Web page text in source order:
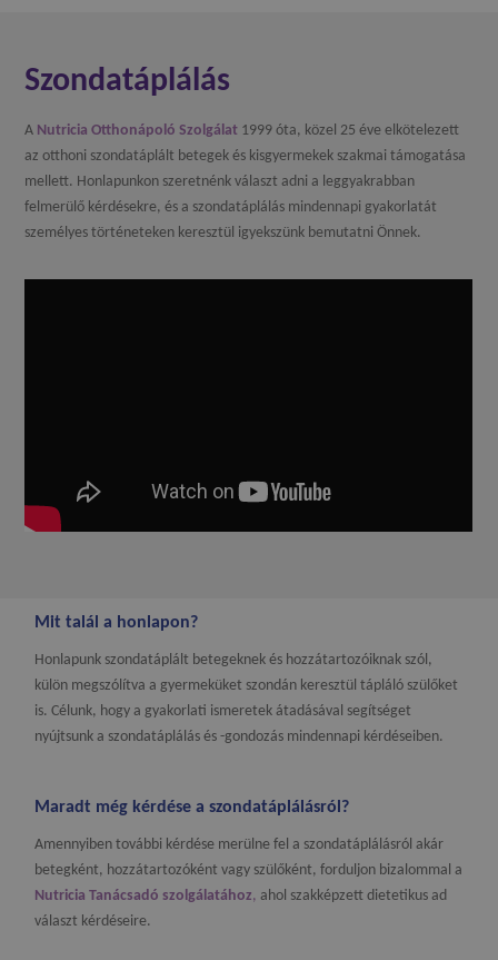
Szondatáplálás
A Nutricia Otthonápoló Szolgálat 1999 óta, közel 25 éve elkötelezett
az otthoni szondatáplált betegek és kisgyermekek szakmai támogatása
mellett. Honlapunkon szeretnénk választ adni a leggyakrabban
felmerülő kérdésekre, és a szondatáplálás mindennapi gyakorlatát
személyes történeteken keresztül igyekszünk bemutatni Önnek.
Mit talál a honlapon?
Honlapunk szondatáplált betegeknek és hozzátartozóiknak szól,
külön megszólítva a gyermeküket szondán keresztül tápláló szülőket
is. Célunk, hogy a gyakorlati ismeretek átadásával segítséget
nyújtsunk a szondatáplálás és -gondozás mindennapi kérdéseiben.
Maradt még kérdése a szondatáplálásról?
Amennyiben további kérdése merülne fel a szondatáplálásról akár
betegként, hozzátartozóként vagy szülőként, forduljon bizalommal a
Nutricia Tanácsadó szolgálatához, ahol szakképzett dietetikus ad
választ kérdéseire.